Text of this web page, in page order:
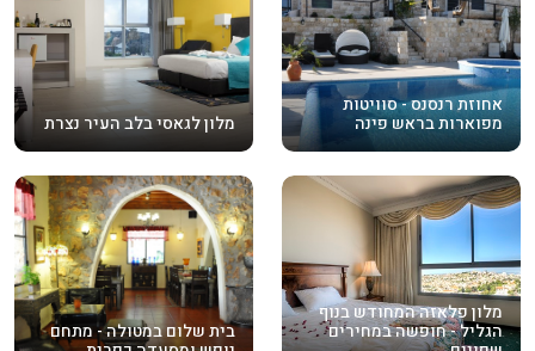
אחוזת רנסנס - סוויטות
מפוארות בראש פינה מלון לגאסי בלב העיר נצרת
מלון פלאזה המחודש בנוף
הגליל - חופשה במחירים בית שלום במטולה - מתחם